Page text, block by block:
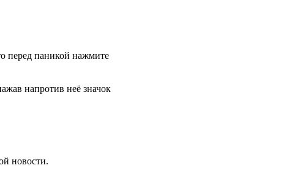
перед паникой нажмите
напротив неё значок
новости.